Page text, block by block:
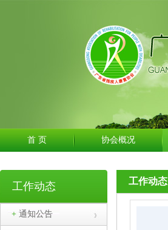
首 页 协会概况
工作动态
+ 通知公告
工作动态
救助实施...